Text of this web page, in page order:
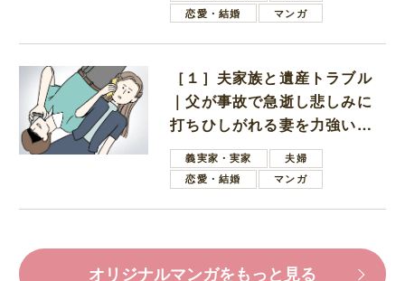
恋愛・結婚
マンガ
［１］夫家族と遺産トラブル
｜父が事故で急逝し悲しみに
打ちひしがれる妻を力強い言
葉で励ます夫
義実家・実家
夫婦
恋愛・結婚
マンガ
オリジナルマンガをもっと見る